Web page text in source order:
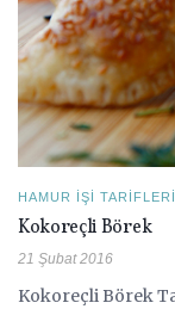
HAMUR İŞI TARIFLERI
Kokoreçli Börek
21 Şubat 2016
Kokoreçli Börek